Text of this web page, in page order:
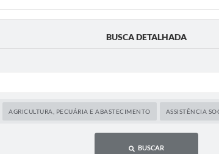
BUSCA DETALHADA
AGRICULTURA, PECUÁRIA E ABASTECIMENTO ASSISTÊNCIA
BUSCAR